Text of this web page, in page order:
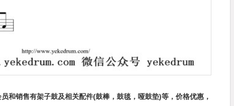
和销售有架子鼓及相关配件(鼓棒，鼓毯，哑鼓垫)等，价格优惠，